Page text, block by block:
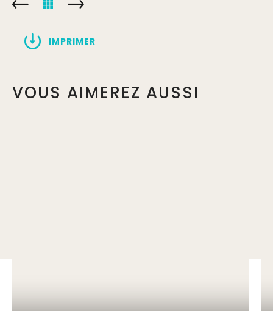
IMPRIMER
VOUS AIMEREZ AUSSI